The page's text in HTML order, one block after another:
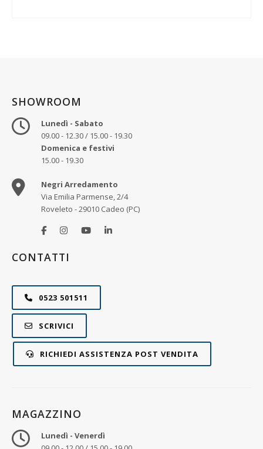
SHOWROOM
Lunedì - Sabato
09.00 - 12.30 / 15.00 - 19.30
Domenica e festivi
15.00 - 19.30
Negri Arredamento
Via Emilia Parmense, 2/4
Roveleto - 29010 Cadeo (PC)
CONTATTI
0523 501511
SCRIVICI
RICHIEDI ASSISTENZA POST VENDITA
MAGAZZINO
Lunedì - Venerdì